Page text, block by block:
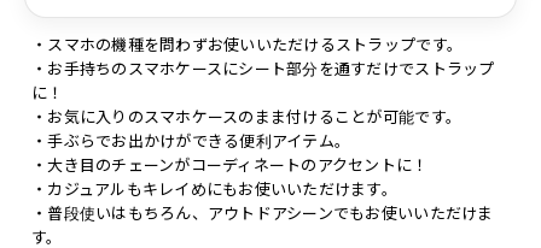
・スマホの機種を問わずお使いいただけるストラップです。
・お手持ちのスマホケースにシート部分を通すだけでストラップ
に！
・お気に入りのスマホケースのまま付けることが可能です。
・手ぶらでお出かけができる便利アイテム。
・大き目のチェーンがコーディネートのアクセントに！
・カジュアルもキレイめにもお使いいただけます。
・普段使いはもちろん、アウトドアシーンでもお使いいただけま
す。